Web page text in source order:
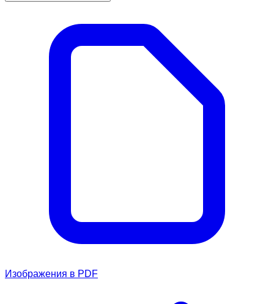
Изображения в PDF